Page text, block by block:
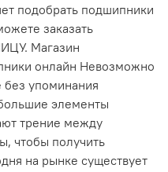
подобрать подшипники
заказать
Магазин
онлайн Невозможно
без упоминания
элементы
трение между
чтобы получить
на рынке существует